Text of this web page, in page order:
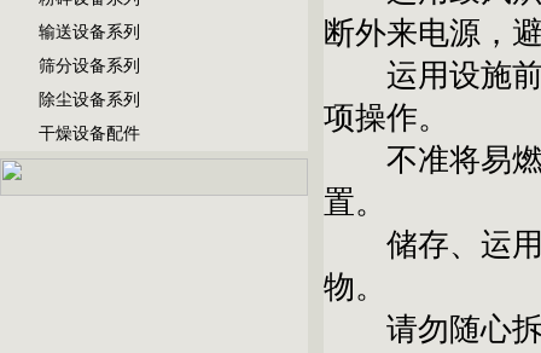
输送设备系列
筛分设备系列
除尘设备系列
干燥设备配件
断外来电源，
运用设施前
项操作。
不准将易燃
置。
储存、运用
物。
请勿随心拆